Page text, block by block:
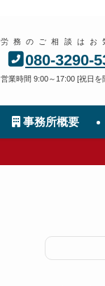
労務のご相談はお
080-3290-
営業時間 9:00～17:00 [祝日を
事務所概要